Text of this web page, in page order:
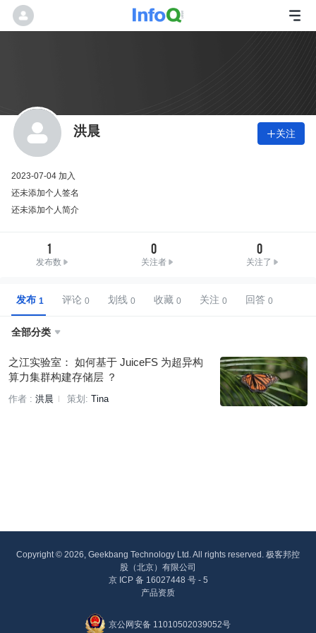
洪晨 关注
2023-07-04 加入
还未添加个人签名
还未添加个人简介
1
发布数
0
关注者
0
关注了
发布 评论 划线 收藏 关注 回答
全部分类 
之江实验室： 如何基于 JuiceFS 为超异构
算力集群构建存储层 ？
作者 : 洪晨 策划: Tina
Copyright © 2026, Geekbang Technology Ltd. All rights reserved. 极客邦控
股（北京）有限公司
京 ICP 备 16027448 号 - 5
产品资质
京公网安备 11010502039052号